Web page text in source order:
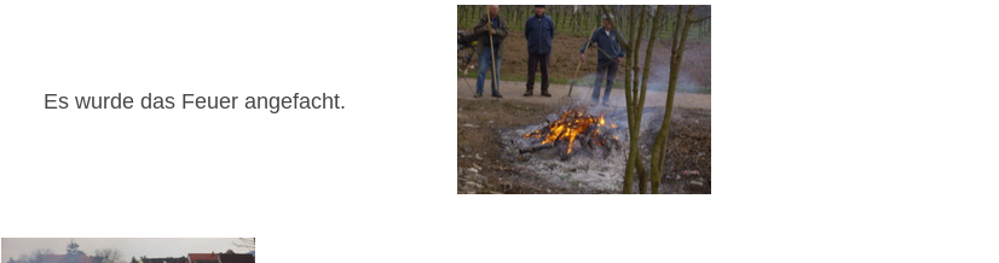
Es wurde das Feuer angefacht.